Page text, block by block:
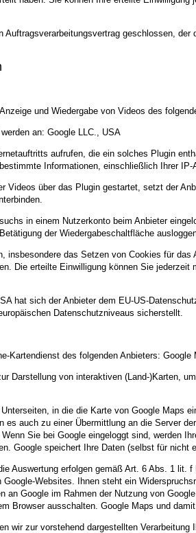
Auftragsverarbeitungsvertrag geschlossen,
und Wiedergabe von Videos des
an: Google LLC., USA
aufrufen, die ein solches Plugin
Informationen, einschließlich Ihrer IP-
Videos über das Plugin gestartet, setzt der
in einem Nutzerkonto beim Anbieter
der Wiedergabeschaltfläche
insbesondere das Setzen von Cookies für
Die erteilte Einwilligung können Sie
hat sich der Anbieter dem EU-US-
Datenschutzniveaus sicherstellt.
Kartendienst des folgenden Anbieters:
Darstellung von interaktiven (Land-)Karten,
in die die Karte von Google Maps
es auch zu einer Übermittlung an die Server
Sie bei Google eingeloggt sind, werden
Google speichert Ihre Daten (selbst für nicht
Auswertung erfolgen gemäß Art. 6 Abs. 1
Websites. Ihnen steht ein
an Google im Rahmen der Nutzung von
Browser ausschalten. Google Maps und
wir zur vorstehend dargestellten